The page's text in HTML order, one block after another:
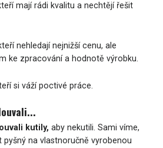
mají rádi kvalitu a nechtějí řešit
nehledají nejnižší cenu, ale
ke zpracování a hodnotě výrobku.
si váží poctivé práce.
kutily, aby nekutili. Sami víme,
na vlastnoručně vyrobenou